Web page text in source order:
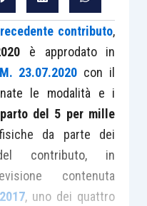
contributo,
è approdato in
23.07.2020 con il
le modalità e i
del 5 per mille
da parte dei
contributo, in
contenuta
, uno dei quattro